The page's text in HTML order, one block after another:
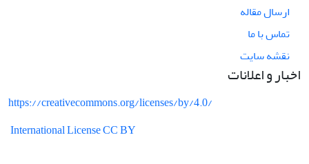
ارسال مقاله
تماس با ما
نقشه سایت
اخبار و اعلانات
https://creativecommons.org/licenses/by/4.0/
International License CC BY